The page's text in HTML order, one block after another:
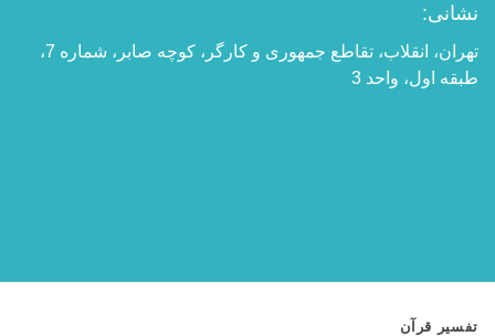
نشانی:
تهران، انقلاب، تقاطع جمهوری و کارگر، کوچه صابر، شماره 7،
طبقه اول، واحد 3
تفسیر قرآن